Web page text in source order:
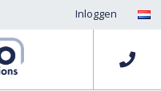
Inloggen